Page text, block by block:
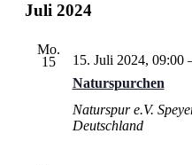
Juli 2024
Mo.
15
Naturspurchen
15. Juli 2024, 09:00
Naturspur e.V.
Deutschland